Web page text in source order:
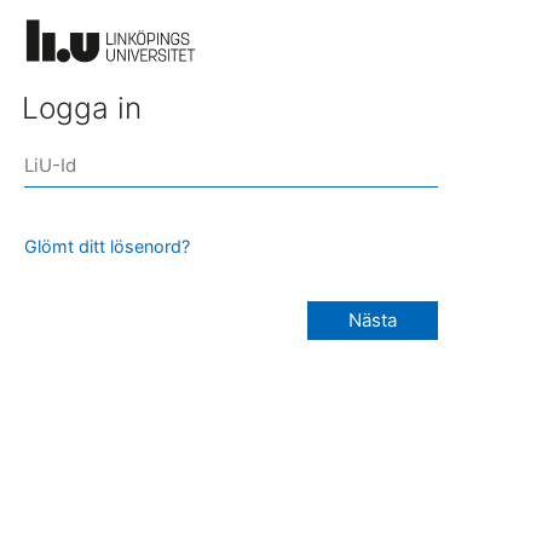
Logga in
Glömt ditt lösenord?
Nästa